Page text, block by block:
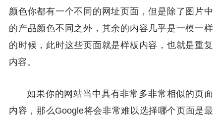
颜色你都有一个不同的网址页面，但是除了图片中
的产品颜色不同之外，其余的内容几乎是一模一样
的时候，此时这些页面就是样板内容，也就是重复
内容。
如果你的网站当中具有非常多非常相似的页面
内容，那么Google将会非常难以选择哪个页面是最